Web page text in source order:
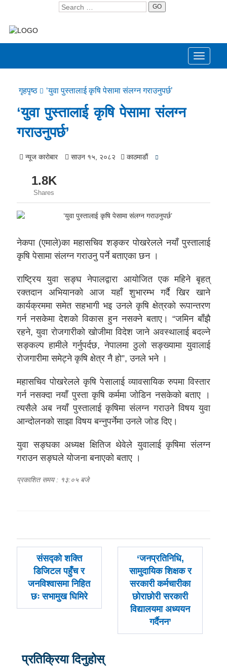
GO
Toggle
गृहपृष्ठ ‘युवा पुस्तालाई कृषि पेसामा संलग्न गराउनुपर्छ’
‘युवा पुस्तालाई कृषि पेसामा संलग्न
गराउनुपर्छ’
न्यूज काराेबार साउन १५, २०८२ काठमाडाैं
1.8K
Shares
नेकपा (एमाले)का महासचिव शङ्कर पोखरेलले नयाँ पुस्तालाई
कृषि पेसामा संलग्न गराउनु पर्ने बताएका छन ।
राष्ट्रिय युवा सङ्घ नेपालद्वारा आयोजित एक महिने बृहत्
रक्तदान अभियानको आज यहाँ शुभारम्भ गर्दै खिर खाने
कार्यक्रममा समेत सहभागी भइ उनले कृषि क्षेत्रको रूपान्तरण
गर्न नसकेमा देशको विकास हुन नसक्ने बताए। “जमिन बाँझै
रहने, युवा रोजगारीको खोजीमा विदेश जाने अवस्थालाई बदल्ने
सङ्कल्प हामीले गर्नुपर्दछ, नेपालमा ठुलो सङ्ख्यामा युवालाई
रोजगारीमा समेट्ने कृषि क्षेत्र नै हो”, उनले भने ।
महासचिव पोखरेलले कृषि पेसालाई व्यावसायिक रुपमा विस्तार
गर्न नसक्दा नयाँ पुस्ता कृषि कर्ममा जोडिन नसकेको बताए ।
त्यसैले अब नयाँ पुस्तालाई कृषिमा संलग्न गराउने विषय युवा
आन्दोलनको साझा विषय बन्नुपर्नेमा उनले जोड दिए।
युवा सङ्घका अध्यक्ष क्षितिज थेवेले युवालाई कृषिमा संलग्न
गराउन सङ्घले योजना बनाएको बताए ।
प्रकाशित समय : १३:०५ बजे
पछिल्लाे
-
संसद्को शक्ति
डिजिटल पहुँच र
जनविश्वासमा निहित
छः सभामुख घिमिरे
अघिल्लाे
-
‘जनप्रतिनिधि,
सामुदायिक शिक्षक र
सरकारी कर्मचारीका
छोराछोरी सरकारी
विद्यालयमा अध्ययन
गर्दैनन’
प्रतिक्रिया दिनुहोस्